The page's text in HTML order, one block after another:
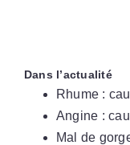
Dans l’actualité
Rhume :
Angine :
Mal de